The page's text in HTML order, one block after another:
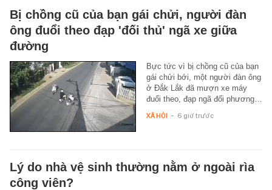
Bị chồng cũ của bạn gái chửi, người đàn
ông đuổi theo đạp 'đối thủ' ngã xe giữa
đường
Bực tức vì bị chồng cũ của bạn
gái chửi bới, một người đàn ông
ở Đắk Lắk đã mượn xe máy
đuổi theo, đạp ngã đối phương…
XÃ HỘI - 6 giờ trước
Lý do nhà vệ sinh thường nằm ở ngoài rìa
công viên?